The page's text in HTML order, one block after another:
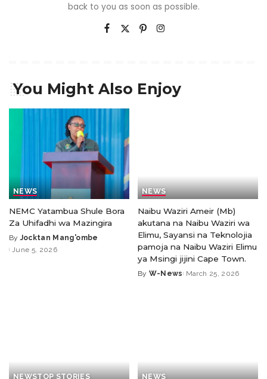
back to you as soon as possible.
You Might Also Enjoy
NEWS
NEMC Yatambua Shule Bora
Za Uhifadhi wa Mazingira
By Jocktan Mang'ombe
June 5, 2026
NEWS
Naibu Waziri Ameir (Mb)
akutana na Naibu Waziri wa
Elimu, Sayansi na Teknolojia
pamoja na Naibu Waziri Elimu
ya Msingi jijini Cape Town.
By W-News March 25, 2026
NEWSTOP STORIES NEWS